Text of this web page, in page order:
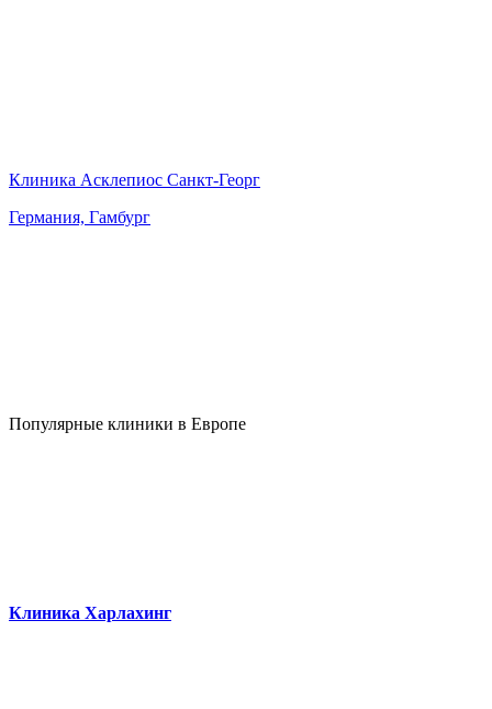
Клиника Асклепиос Санкт-Георг
Германия, Гамбург
Популярные клиники в Европе
Клиника Харлахинг